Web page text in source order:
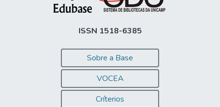
ISSN 1518-6385
Sobre a Base
VOCEA
Críterios